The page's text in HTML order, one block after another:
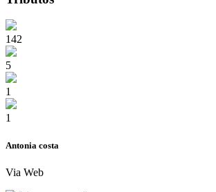
142
5
1
1
Antonia costa
Via Web